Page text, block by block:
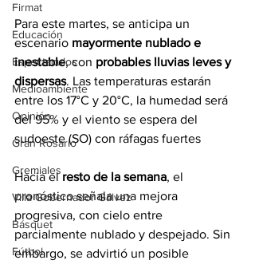
Firmat
Educación
Espectáculos
Medioambiente
Opinión
Gran Rosario
Gremiales
Villa Gobernador Gálvez
Básquet
Fútbol
Para este martes, se anticipa un
escenario mayormente nublado e
inestable, con probables lluvias leves y
dispersas. Las temperaturas estarán
entre los 17°C y 20°C, la humedad será
del 95% y el viento se espera del
sudoeste (SO) con ráfagas fuertes
Hacia el resto de la semana, el
pronóstico señala una mejora
progresiva, con cielo entre
parcialmente nublado y despejado. Sin
embargo, se advirtió un posible